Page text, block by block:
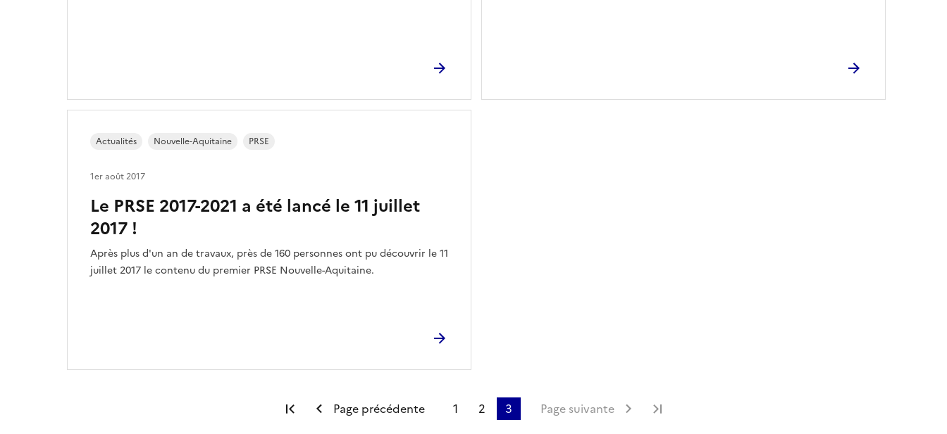
Le PRSE 2017-2021 a été lancé le 11 juillet
2017 !
Après plus d'un an de travaux, près de 160 personnes ont pu découvrir le 11
juillet 2017 le contenu du premier PRSE Nouvelle-Aquitaine.
Actualités Nouvelle-Aquitaine PRSE
1er août 2017
Première page
Page précédente 1 2 3 Page suivante